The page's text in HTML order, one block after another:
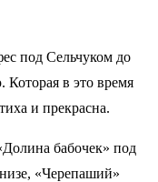
под Сельчуком до
Которая в это время
и прекрасна.
бабочек» под
«Черепаший»